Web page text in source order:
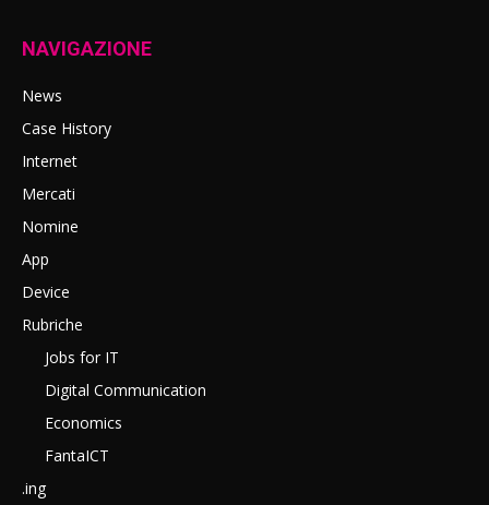
NAVIGAZIONE
News
Case History
Internet
Mercati
Nomine
App
Device
Rubriche
Jobs for IT
Digital Communication
Economics
FantaICT
.ing